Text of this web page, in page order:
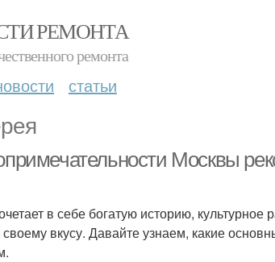
РЕМОНТА
ремонта
статьи
Москвы
в себе богатую историю, культурное
вкусу. Давайте узнаем, какие